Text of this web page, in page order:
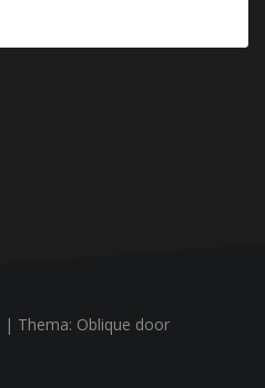
| Thema: Oblique door